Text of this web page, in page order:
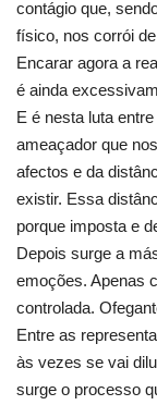
contágio que,
físico, nos corrói
Encarar agora a
é ainda
E é nesta luta
ameaçador que
afectos e da
existir. Essa
porque imposta e
Depois surge a
emoções. Apenas
controlada.
Entre as
às vezes se vai
surge o processo